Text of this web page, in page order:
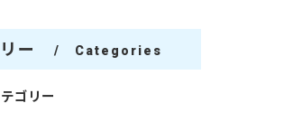
ー Categories
ゴリー